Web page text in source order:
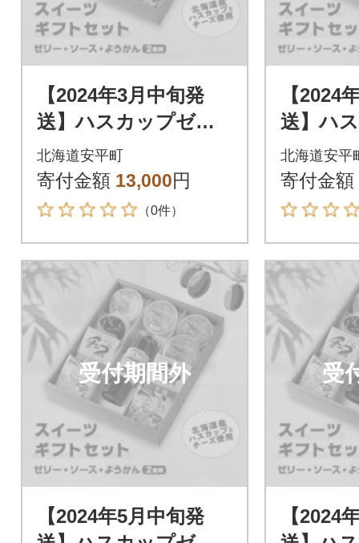
【2024年3月中旬発
送】ハスカップゼリ
ー&ソース・チーズよ
うかん詰め合わせセ
ット
北海道安平町
寄付金額 13,000円
（0件）
【2024
送】ハ
ー&ソー
うかん
ット
北海道安平
寄付金額
受付期間外
【2024年5月中旬発
受
【2024